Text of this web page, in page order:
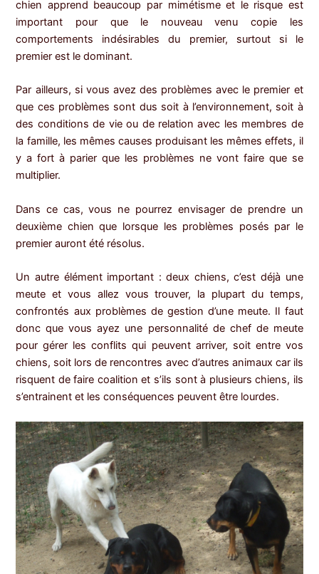
chien apprend beaucoup par mimétisme et le risque est
important pour que le nouveau venu copie les
comportements indésirables du premier, surtout si le
premier est le dominant.
Par ailleurs, si vous avez des problèmes avec le premier et
que ces problèmes sont dus soit à l’environnement, soit à
des conditions de vie ou de relation avec les membres de
la famille, les mêmes causes produisant les mêmes effets, il
y a fort à parier que les problèmes ne vont faire que se
multiplier.
Dans ce cas, vous ne pourrez envisager de prendre un
deuxième chien que lorsque les problèmes posés par le
premier auront été résolus.
Un autre élément important : deux chiens, c’est déjà une
meute et vous allez vous trouver, la plupart du temps,
confrontés aux problèmes de gestion d’une meute. Il faut
donc que vous ayez une personnalité de chef de meute
pour gérer les conflits qui peuvent arriver, soit entre vos
chiens, soit lors de rencontres avec d’autres animaux car ils
risquent de faire coalition et s’ils sont à plusieurs chiens, ils
s’entrainent et les conséquences peuvent être lourdes.